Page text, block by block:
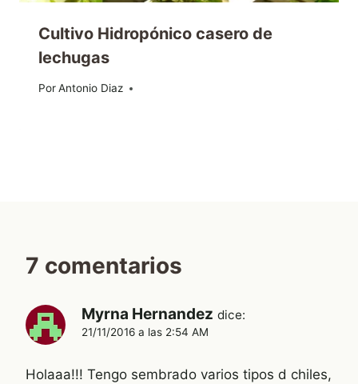
Cultivo Hidropónico casero de
lechugas
PorAntonio Diaz
26/05/2011
7 comentarios
Myrna Hernandez dice:
21/11/2016 a las 2:54 AM
Holaaa!!! Tengo sembrado varios tipos d chiles,